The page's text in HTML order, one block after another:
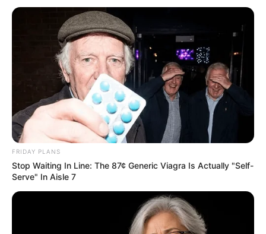
FRIDAY PLANS
Stop Waiting In Line: The 87¢ Generic Viagra Is Actually "Self-
Serve" In Aisle 7